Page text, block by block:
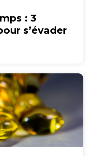
: 3
s’évader